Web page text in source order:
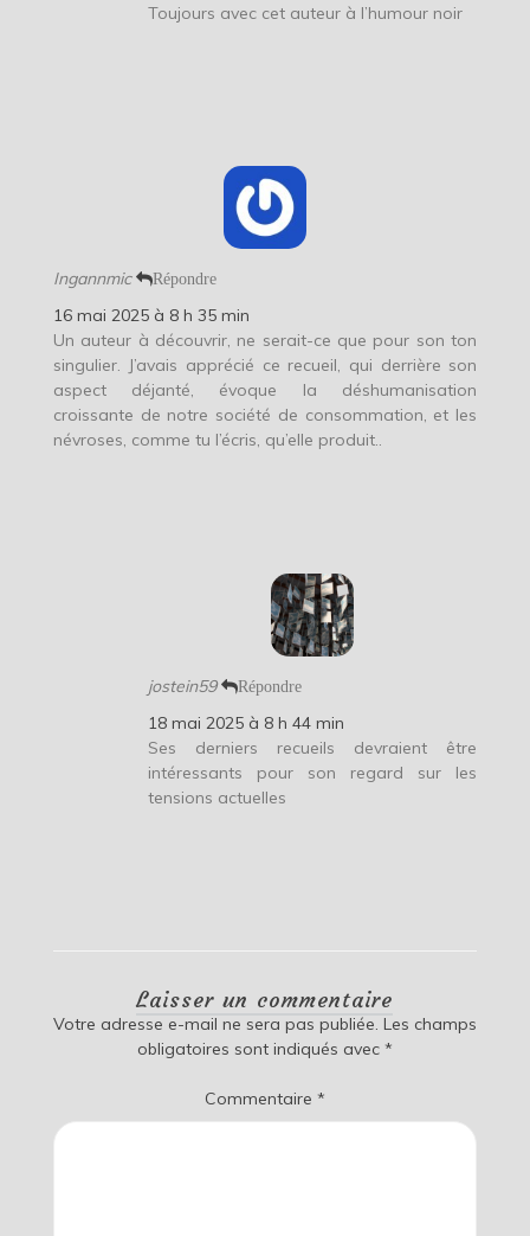
Toujours avec cet auteur à l’humour noir
Ingannmic Répondre
16 mai 2025 à 8 h 35 min
Un auteur à découvrir, ne serait-ce que pour son ton
singulier. J’avais apprécié ce recueil, qui derrière son
aspect déjanté, évoque la déshumanisation
croissante de notre société de consommation, et les
névroses, comme tu l’écris, qu’elle produit..
jostein59 Répondre
18 mai 2025 à 8 h 44 min
Ses derniers recueils devraient être
intéressants pour son regard sur les
tensions actuelles
Laisser un commentaire
Votre adresse e-mail ne sera pas publiée. Les champs
obligatoires sont indiqués avec *
Commentaire *